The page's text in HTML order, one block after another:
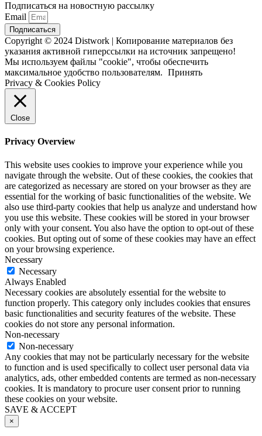
Подписаться на новостную рассылку
Email
Подписаться
Copyright © 2024 Distwork | Копирование материалов без
указания активной гиперссылки на источник запрещено!
Мы используем файлы "cookie", чтобы обеспечить
максимальное удобство пользователям. Принять
Privacy & Cookies Policy
Close
Privacy Overview
This website uses cookies to improve your experience while you
navigate through the website. Out of these cookies, the cookies that
are categorized as necessary are stored on your browser as they are
essential for the working of basic functionalities of the website. We
also use third-party cookies that help us analyze and understand how
you use this website. These cookies will be stored in your browser
only with your consent. You also have the option to opt-out of these
cookies. But opting out of some of these cookies may have an effect
on your browsing experience.
Necessary
Necessary
Always Enabled
Necessary cookies are absolutely essential for the website to
function properly. This category only includes cookies that ensures
basic functionalities and security features of the website. These
cookies do not store any personal information.
Non-necessary
Non-necessary
Any cookies that may not be particularly necessary for the website
to function and is used specifically to collect user personal data via
analytics, ads, other embedded contents are termed as non-necessary
cookies. It is mandatory to procure user consent prior to running
these cookies on your website.
SAVE & ACCEPT
×